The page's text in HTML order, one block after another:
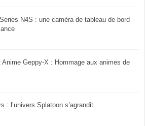
N4S : une caméra de tableau de bord
Anime Geppy-X : Hommage aux animes de
: l’univers Splatoon s’agrandit